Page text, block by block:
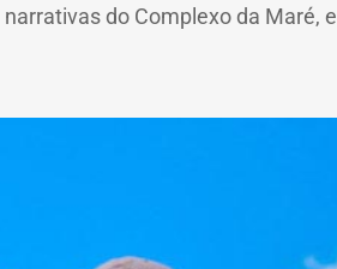
do Complexo da Maré,